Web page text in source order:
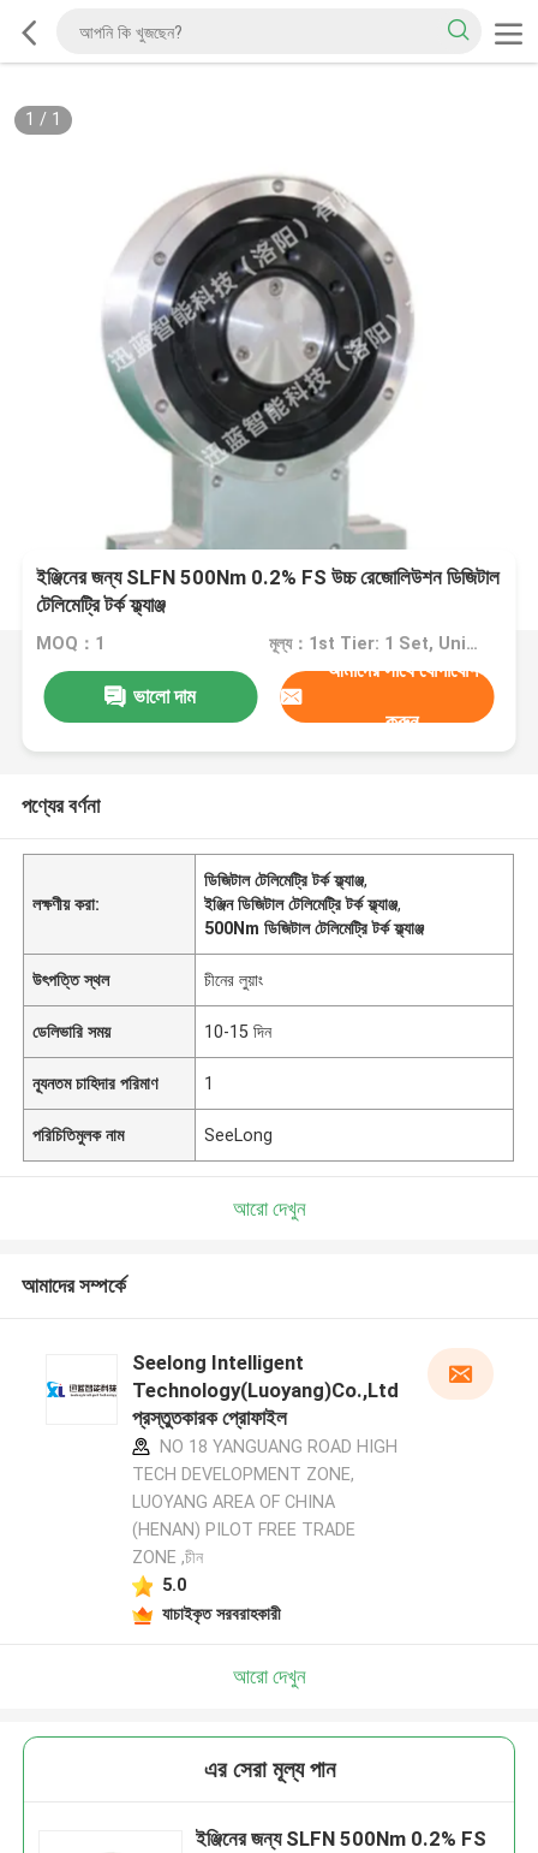
1 / 1
ইঞ্জিনের জন্য SLFN 500Nm 0.2% FS উচ্চ রেজোলিউশন ডিজিটাল
টেলিমেট্রি টর্ক ফ্ল্যাঞ্জ
MOQ：1 মূল্য：1st Tier: 1 Set, Unit Price USD 3.00 2nd Tier: 2-5 Sets, Unit Price USD 2.00 3rd Tier: Over 5 Sets, Unit Price USD 1.00
ভালো দাম
আমাদের সাথে যোগাযোগ
করুন
পণ্যের বর্ণনা
লক্ষণীয় করা:
ডিজিটাল টেলিমেট্রি টর্ক ফ্ল্যাঞ্জ,
ইঞ্জিন ডিজিটাল টেলিমেট্রি টর্ক ফ্ল্যাঞ্জ,
500Nm ডিজিটাল টেলিমেট্রি টর্ক ফ্ল্যাঞ্জ
উৎপত্তি স্থল চীনের লুয়াং
ডেলিভারি সময় 10-15 দিন
ন্যূনতম চাহিদার পরিমাণ 1
পরিচিতিমুলক নাম SeeLong
আরো দেখুন
আমাদের সম্পর্কে
Seelong Intelligent
Technology(Luoyang)Co.,Ltd
প্রস্তুতকারক প্রোফাইল
NO 18 YANGUANG ROAD HIGH
TECH DEVELOPMENT ZONE,
LUOYANG AREA OF CHINA
(HENAN) PILOT FREE TRADE
ZONE ,চীন
5.0
যাচাইকৃত সরবরাহকারী
আরো দেখুন
এর সেরা মূল্য পান
ইঞ্জিনের জন্য SLFN 500Nm 0.2% FS